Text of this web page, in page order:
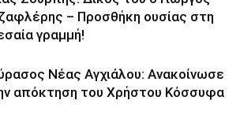
– Προσθήκη ουσίας στη
γραμμή!
Νέας Αγχιάλου: Ανακοίνωσε
απόκτηση του Χρήστου Κόσσυφα